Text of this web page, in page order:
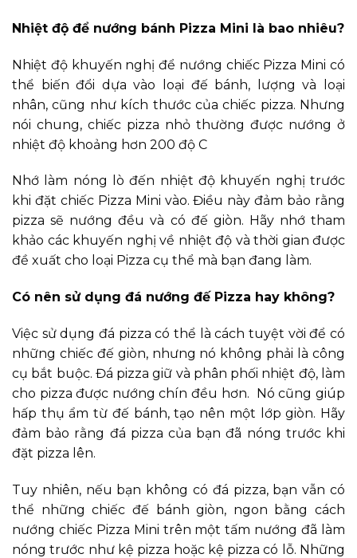
Nhiệt độ để nướng bánh Pizza Mini là bao nhiêu?
Nhiệt độ khuyến nghị để nướng chiếc Pizza Mini có
thể biến đổi dựa vào loại đế bánh, lượng và loại
nhân, cũng như kích thước của chiếc pizza. Nhưng
nói chung, chiếc pizza nhỏ thường được nướng ở
nhiệt độ khoảng hơn 200 độ C
Nhớ làm nóng lò đến nhiệt độ khuyến nghị trước
khi đặt chiếc Pizza Mini vào. Điều này đảm bảo rằng
pizza sẽ nướng đều và có đế giòn. Hãy nhớ tham
khảo các khuyến nghị về nhiệt độ và thời gian được
đề xuất cho loại Pizza cụ thể mà bạn đang làm.
Có nên sử dụng đá nướng đế Pizza hay không?
Việc sử dụng đá pizza có thể là cách tuyệt vời để có
những chiếc đế giòn, nhưng nó không phải là công
cụ bắt buộc. Đá pizza giữ và phân phối nhiệt độ, làm
cho pizza được nướng chín đều hơn. Nó cũng giúp
hấp thụ ẩm từ đế bánh, tạo nên một lớp giòn. Hãy
đảm bảo rằng đá pizza của bạn đã nóng trước khi
đặt pizza lên.
Tuy nhiên, nếu bạn không có đá pizza, bạn vẫn có
thể những chiếc đế bánh giòn, ngon bằng cách
nướng chiếc Pizza Mini trên một tấm nướng đã làm
nóng trước như kệ pizza hoặc kệ pizza có lỗ. Những